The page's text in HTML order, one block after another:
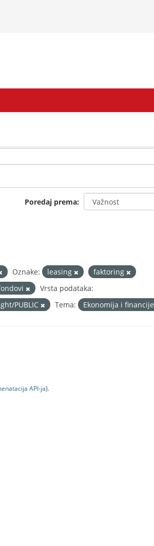
Poredaj prema
Oznake: leasing
faktoring
Vrsta podataka:
PUBLIC
Tema: Ekonomija i financije
API-jа).